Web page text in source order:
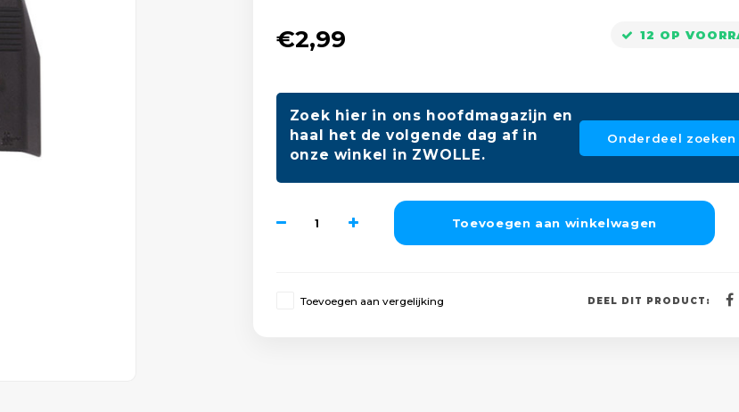
€2,99 12 OP
Zoek hier in ons hoofdmagazijn en
haal het de volgende dag af in
onze winkel in ZWOLLE.
Onderdeel zoeken
Toevoegen aan winkelwagen
Toevoegen aan vergelijking DEEL DIT PRODUCT: